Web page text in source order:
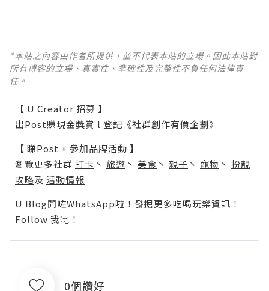
*本站之內容由作者所提供，並不代表本站的立場。因此本站對
所有博客的立場、真實性、準確性及完整性不負任何法律責
任。
【 U Creator 招募 】
出Post賺現金獎賞 l 登記《社群創作有價企劃》
【 睇Post + 參加品牌活動 】
瀏覽更多社群 打卡 丶 旅遊 丶 美食 丶 親子 丶 寵物 丶 扮靚
攻略及 活動情報
U Blog開咗WhatsApp啦！發掘更多吃喝玩樂資訊！
Follow 我哋 ！
0個讚好